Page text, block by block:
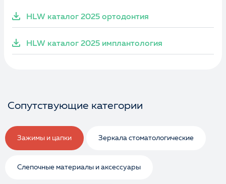
HLW каталог 2025 ортодонтия
HLW каталог 2025 имплантология
Сопутствующие категории
Зажимы и цапки Зеркала стоматологические
Слепочные материалы и аксессуары